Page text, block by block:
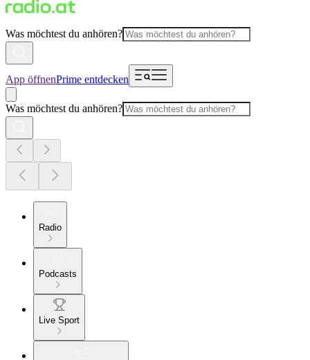
Was möchtest du anhören?
App öffnenPrime entdecken
Was möchtest du anhören?
Radio
Podcasts
Live Sport